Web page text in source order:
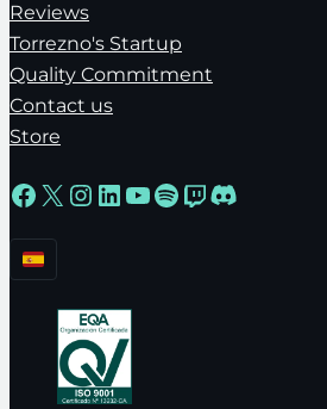
Reviews
Torrezno's Startup
Quality Commitment
Contact us
Store
Facebook
X Instagram
LinkedIn
YouTube
Spotify
Twitch
Discord